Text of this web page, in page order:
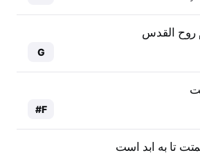
روح القدس
G
F#
تا به ابد است